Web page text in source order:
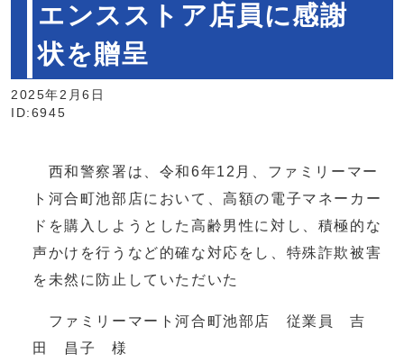
エンスストア店員に感謝
状を贈呈
2025年2月6日
ID:6945
西和警察署は、令和6年12月、ファミリーマー
ト河合町池部店において、高額の電子マネーカー
ドを購入しようとした高齢男性に対し、積極的な
声かけを行うなど的確な対応をし、特殊詐欺被害
を未然に防止していただいた
ファミリーマート河合町池部店 従業員 吉
田 昌子 様